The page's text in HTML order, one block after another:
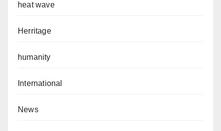
heat wave
Herritage
humanity
International
News